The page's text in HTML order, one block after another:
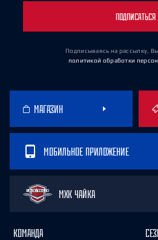
ПОДПИСАТЬСЯ
Подписываясь на рассылку,
политикой обработки
МАГАЗИН
МОБИЛЬНОЕ ПРИЛОЖЕНИЕ
МХК ЧАЙКА
КОМАНДА